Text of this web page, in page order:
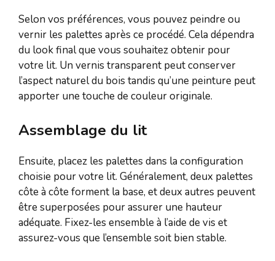
Selon vos préférences, vous pouvez peindre ou
vernir les palettes après ce procédé. Cela dépendra
du look final que vous souhaitez obtenir pour
votre lit. Un vernis transparent peut conserver
l’aspect naturel du bois tandis qu’une peinture peut
apporter une touche de couleur originale.
Assemblage du lit
Ensuite, placez les palettes dans la configuration
choisie pour votre lit. Généralement, deux palettes
côte à côte forment la base, et deux autres peuvent
être superposées pour assurer une hauteur
adéquate. Fixez-les ensemble à l’aide de vis et
assurez-vous que l’ensemble soit bien stable.